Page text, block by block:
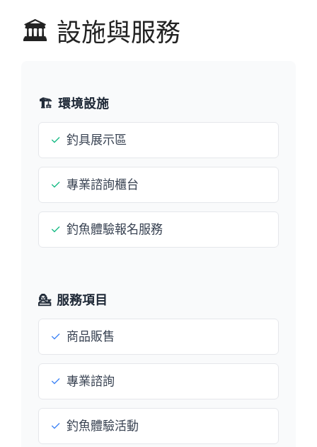
🏛️ 設施與服務
🏗️ 環境設施
✓ 釣具展示區
✓ 專業諮詢櫃台
✓ 釣魚體驗報名服務
💁 服務項目
✓ 商品販售
✓ 專業諮詢
✓ 釣魚體驗活動